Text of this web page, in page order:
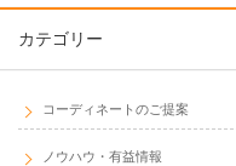
カテゴリー
コーディネートのご提案
ノウハウ・有益情報